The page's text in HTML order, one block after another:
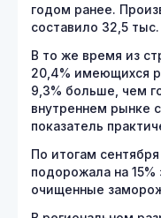
годом ранее.
составило 32,5
В то же время из
20,4% имеющихся
9,3% больше, чем
внутреннем рынке
показатель
По итогам
подорожала на 15%
очищенные